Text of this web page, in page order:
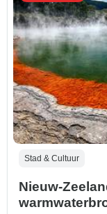
Stad & Cultuur
Nieuw-